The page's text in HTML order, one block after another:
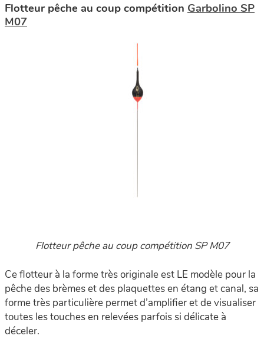
Flotteur pêche au coup compétition Garbolino SP
M07
Flotteur pêche au coup compétition SP M07
Ce flotteur à la forme très originale est LE modèle pour la
pêche des brèmes et des plaquettes en étang et canal, sa
forme très particulière permet d’amplifier et de visualiser
toutes les touches en relevées parfois si délicate à
déceler.